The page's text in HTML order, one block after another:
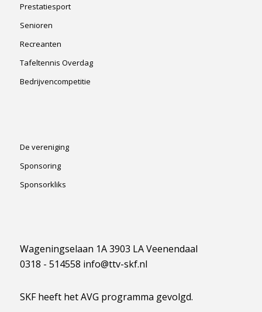
Prestatiesport
Senioren
Recreanten
Tafeltennis Overdag
Bedrijvencompetitie
De vereniging
Sponsoring
Sponsorkliks
Wageningselaan 1A 3903 LA Veenendaal
0318 - 514558 info@ttv-skf.nl
SKF heeft het AVG programma gevolgd.